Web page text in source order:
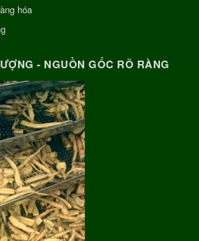
hóa
- NGUỒN GỐC RÕ RÀNG